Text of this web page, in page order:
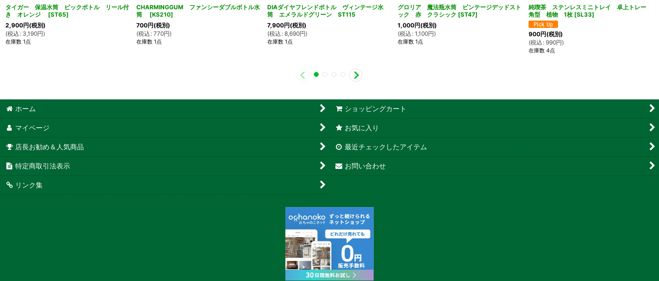
タイガー 保温水筒 ピックボトル リール付
き オレンジ
[ST65]
2,900円(税別)
(税込 : 3,190円)
在庫数 1点
CHARMINGGUM ファンシーダブルボトル水
筒
[KS210]
700円(税別)
(税込 : 770円)
在庫数 1点
DIAダイヤフレンドボトル ヴィンテージ水
筒 エメラルドグリーン ST115
7,900円(税別)
(税込 : 8,690円)
在庫数 1点
グロリア 魔法瓶水筒 ビンテージデッドスト
ック 赤 クラシック [ST47]
1,000円(税別)
(税込 : 1,100円)
在庫数 1点
純喫茶 ステンレスミニトレイ 卓上トレー
角型 植物 1枚 [SL33]
900円(税別)
(税込 : 990円)
在庫数 4点
ホーム ショッピングカート
マイページ お気に入り
店長お勧め＆人気商品 最近チェックしたアイテム
特定商取引法表示 お問い合わせ
リンク集